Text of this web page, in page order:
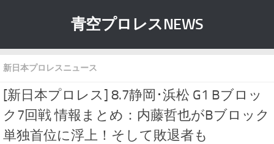
青空プロレスNEWS
新日本プロレスニュース
[新日本プロレス] 8.7静岡･浜松 G1 Bブロッ
ク7回戦 情報まとめ：内藤哲也がBブロック
単独首位に浮上！そして敗退者も